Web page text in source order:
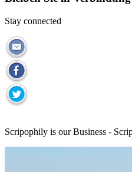
Stay connected
Scripophily is our Business -